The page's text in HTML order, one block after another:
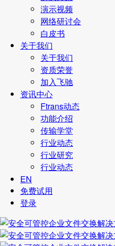
演示视频
网络研讨会
白皮书
关于我们
关于我们
资质荣誉
加入飞驰
资讯中心
Ftrans动态
功能介绍
传输学堂
行业动态
行业研究
行业动态
EN
免费试用
登录